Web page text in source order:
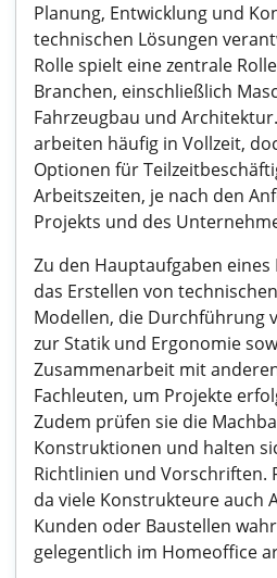
Planung, Entwicklung und
technischen Lösungen
Rolle spielt eine zentrale
Branchen, einschließlich
Fahrzeugbau und
arbeiten häufig in Vollzeit,
Optionen für
Arbeitszeiten, je nach den
Projekts und des
Zu den Hauptaufgaben
das Erstellen von
Modellen, die Durchführung
zur Statik und Ergonomie
Zusammenarbeit mit
Fachleuten, um Projekte
Zudem prüfen sie die
Konstruktionen und halten
Richtlinien und Vorschriften.
da viele Konstrukteure auch
Kunden oder Baustellen
gelegentlich im Homeoffice